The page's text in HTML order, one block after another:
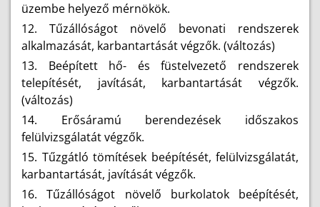
üzembe helyező mérnökök.
12. Tűzállóságot növelő bevonati rendszerek
alkalmazását, karbantartását végzők. (változás)
13. Beépített hő- és füstelvezető rendszerek
telepítését, javítását, karbantartását végzők.
(változás)
14. Erősáramú berendezések időszakos
felülvizsgálatát végzők.
15. Tűzgátló tömítések beépítését, felülvizsgálatát,
karbantartását, javítását végzők.
16. Tűzállóságot növelő burkolatok beépítését,